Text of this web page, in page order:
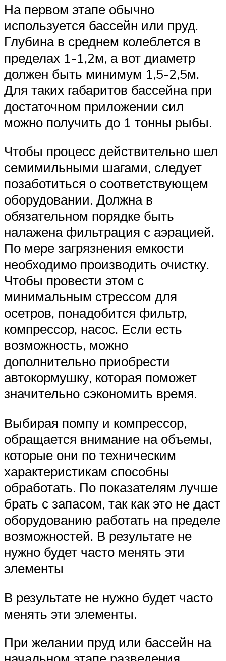
На первом этапе обычно
используется бассейн или пруд.
Глубина в среднем колеблется в
пределах 1-1,2м, а вот диаметр
должен быть минимум 1,5-2,5м.
Для таких габаритов бассейна при
достаточном приложении сил
можно получить до 1 тонны рыбы.
Чтобы процесс действительно шел
семимильными шагами, следует
позаботиться о соответствующем
оборудовании. Должна в
обязательном порядке быть
налажена фильтрация с аэрацией.
По мере загрязнения емкости
необходимо производить очистку.
Чтобы провести этом с
минимальным стрессом для
осетров, понадобится фильтр,
компрессор, насос. Если есть
возможность, можно
дополнительно приобрести
автокормушку, которая поможет
значительно сэкономить время.
Выбирая помпу и компрессор,
обращается внимание на объемы,
которые они по техническим
характеристикам способны
обработать. По показателям лучше
брать с запасом, так как это не даст
оборудованию работать на пределе
возможностей. В результате не
нужно будет часто менять эти
элементы
В результате не нужно будет часто
менять эти элементы.
При желании пруд или бассейн на